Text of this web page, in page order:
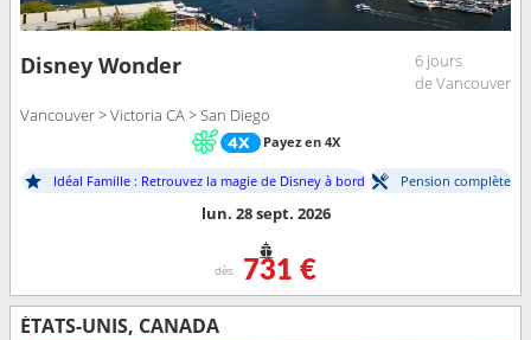
Disney Wonder
6 jours
de Vancouver
Vancouver > Victoria CA > San Diego
Payez en 4X
Idéal Famille : Retrouvez la magie de Disney à bord Pension complète
lun. 28 sept. 2026
dès 731 €
ÉTATS-UNIS, CANADA